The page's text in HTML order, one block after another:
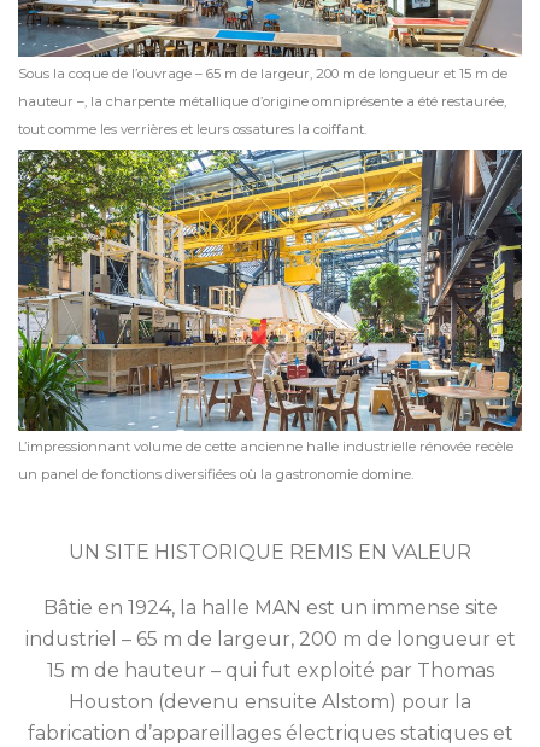
Sous la coque de l’ouvrage – 65 m de largeur, 200 m de longueur et 15 m de
hauteur –, la charpente métallique d’origine omniprésente a été restaurée,
tout comme les verrières et leurs ossatures la coiffant.
L’impressionnant volume de cette ancienne halle industrielle rénovée recèle
un panel de fonctions diversifiées où la gastronomie domine.
UN SITE HISTORIQUE REMIS EN VALEUR
Bâtie en 1924, la halle MAN est un immense site
industriel – 65 m de largeur, 200 m de longueur et
15 m de hauteur – qui fut exploité par Thomas
Houston (devenu ensuite Alstom) pour la
fabrication d’appareillages électriques statiques et